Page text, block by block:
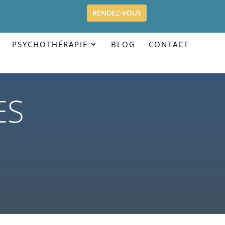
RENDEZ-VOUS
PSYCHOTHÉRAPIE BLOG CONTACT